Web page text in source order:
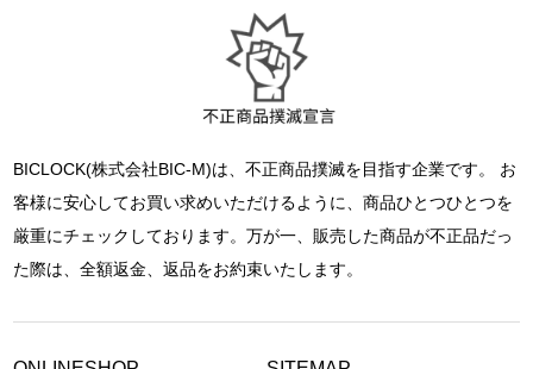
BICLOCK(株式会社BIC-M)は、不正商品撲滅を目指す企業です。 お
客様に安心してお買い求めいただけるように、商品ひとつひとつを
厳重にチェックしております。万が一、販売した商品が不正品だっ
た際は、全額返金、返品をお約束いたします。